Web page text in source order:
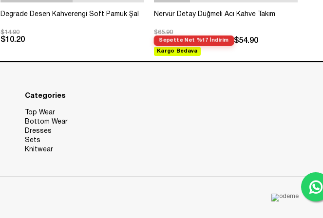
Degrade Desen Kahverengi Soft Pamuk Şal
$14.90
$10.20
Nervür Detay Düğmeli Acı Kahve Takım
$65.90
Sepette Net %17 İndirim $54.90
Kargo Bedava
Categories
Top Wear
Bottom Wear
Dresses
Sets
Knitwear